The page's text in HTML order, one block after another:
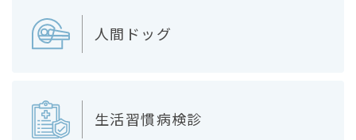
人間ドッグ
生活習慣病検診